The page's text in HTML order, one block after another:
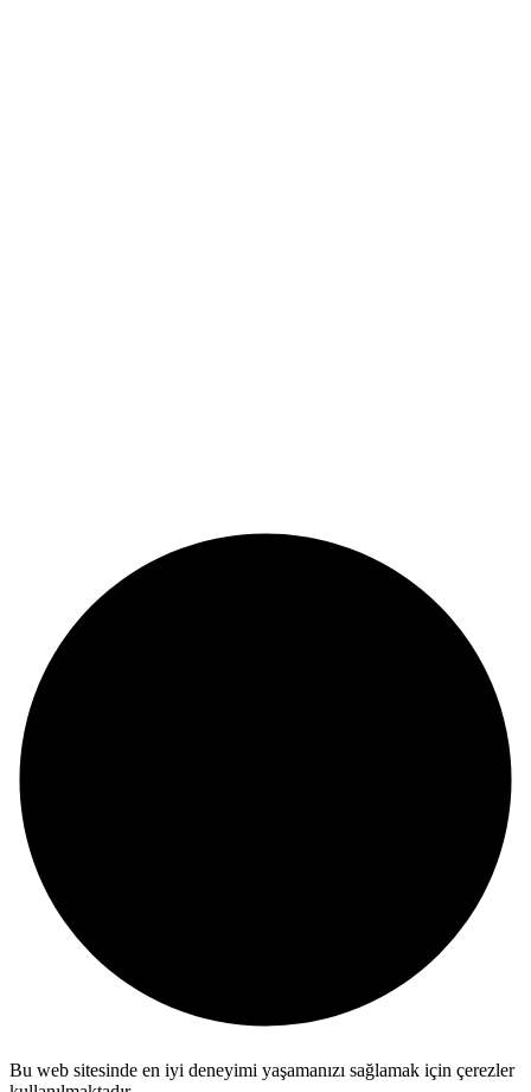
Bu web sitesinde en iyi deneyimi yaşamanızı sağlamak için çerezler